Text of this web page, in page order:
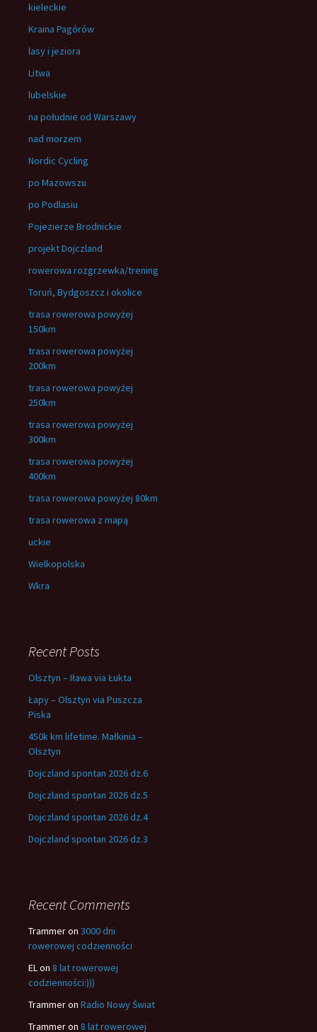
kieleckie
Kraina Pagórów
lasy i jeziora
Litwa
lubelskie
na południe od Warszawy
nad morzem
Nordic Cycling
po Mazowszu
po Podlasiu
Pojezierze Brodnickie
projekt Dojczland
rowerowa rozgrzewka/trening
Toruń, Bydgoszcz i okolice
trasa rowerowa powyżej
150km
trasa rowerowa powyżej
200km
trasa rowerowa powyżej
250km
trasa rowerowa powyżej
300km
trasa rowerowa powyżej
400km
trasa rowerowa powyżej 80km
trasa rowerowa z mapą
uckie
Wielkopolska
Wkra
Recent Posts
Olsztyn – Iława via Łukta
Łapy – Olsztyn via Puszcza
Piska
450k km lifetime. Małkinia –
Olsztyn
Dojczland spontan 2026 dz.6
Dojczland spontan 2026 dz.5
Dojczland spontan 2026 dz.4
Dojczland spontan 2026 dz.3
Recent Comments
Trammeron 3000 dni
rowerowej codzienności
ELon 8 lat rowerowej
codzienności:)))
Trammeron Radio Nowy Świat
Trammeron 8 lat rowerowej